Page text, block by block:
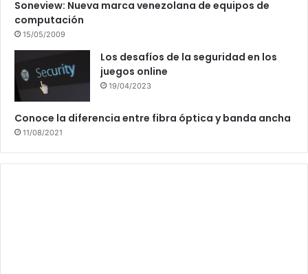
Soneview: Nueva marca venezolana de equipos de
computación
15/05/2009
Los desafíos de la seguridad en los
juegos online
19/04/2023
Conoce la diferencia entre fibra óptica y banda ancha
11/08/2021